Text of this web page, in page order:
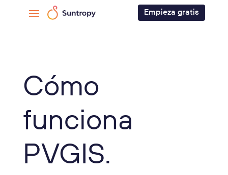
Empieza gratis
Cómo
funciona
PVGIS.